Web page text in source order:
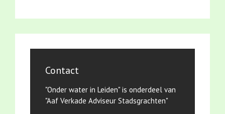
Contact
"Onder water in Leiden" is onderdeel van
"Aaf Verkade Adviseur Stadsgrachten"